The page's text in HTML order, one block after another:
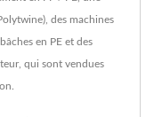
des machines
en PE et des
qui sont vendues